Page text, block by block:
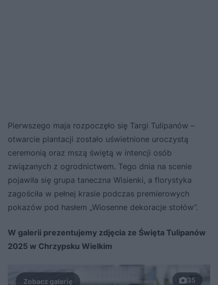
Pierwszego maja rozpoczęło się Targi Tulipanów –
otwarcie plantacji zostało uświetnione uroczystą
ceremonią oraz mszą świętą w intencji osób
związanych z ogrodnictwem. Tego dnia na scenie
pojawiła się grupa taneczna Wisienki, a florystyka
zagościła w pełnej krasie podczas premierowych
pokazów pod hasłem „Wiosenne dekoracje stołów”.
W galerii prezentujemy zdjęcia ze Święta Tulipanów
2025 w Chrzypsku Wielkim
35